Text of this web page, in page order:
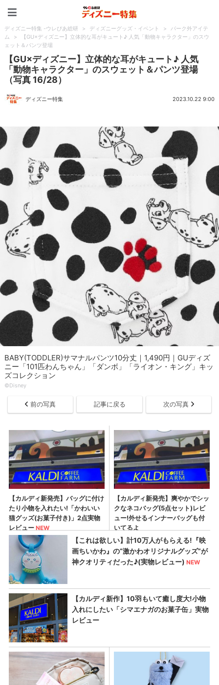
ディズニー特集 -ウレぴあ総研 > ディズニーグッズ・イベント >
パーク外アイテ
ム
>
【GU×ディズニー】立体的な耳がキュート♪ 人気「動物キャラクター」のスウ
ェット＆パンツ登場
【GU×ディズニー】立体的な耳がキュート♪ 人気
「動物キャラクター」のスウェット＆パンツ登場
（写真 16/28）
ディズニー特集 2023.10.22 9:00
BABY(TODDLER)サマナルパンツ10分丈｜1,490円｜GUディズ
ニー「101匹わんちゃん」「ダンボ」「ライオン・キング」キッ
ズコレクション
©︎Disney
前の写真 記事に戻る 次の写真